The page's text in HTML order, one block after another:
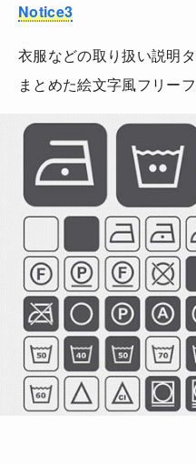
Notice3
衣服などの取り扱い説明
まとめた絵文字風フリーフ